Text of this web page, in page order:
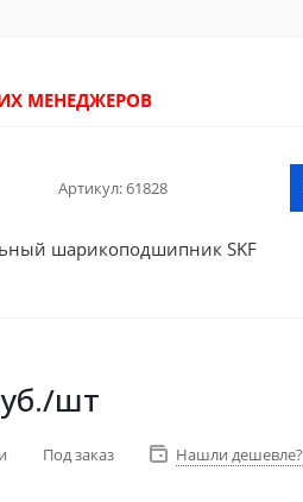
МЕНЕДЖЕРОВ
Артикул:61828
шарикоподшипник SKF
/шт
Под заказ Нашли дешевле?